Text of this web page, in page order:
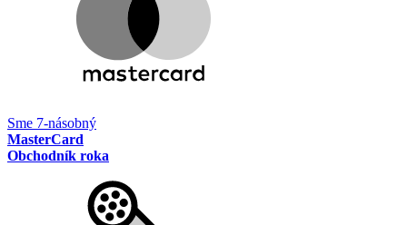
Sme 7-násobný
MasterCard
Obchodník roka